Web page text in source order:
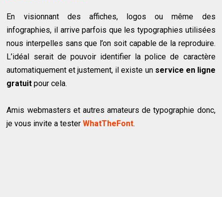
En visionnant des affiches, logos ou même des
infographies, il arrive parfois que les typographies utilisées
nous interpelles sans que l’on soit capable de la reproduire.
L’idéal serait de pouvoir identifier la police de caractère
automatiquement et justement, il existe un service en ligne
gratuit pour cela.
Amis webmasters et autres amateurs de typographie donc,
je vous invite a testerWhatTheFont.